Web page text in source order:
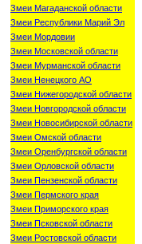
Змеи Магаданской области
Змеи Республики Марий Эл
Змеи Мордовии
Змеи Московской области
Змеи Мурманской области
Змеи Ненецкого АО
Змеи Нижегородской области
Змеи Новгородской области
Змеи Новосибирской области
Змеи Омской области
Змеи Оренбургской области
Змеи Орловской области
Змеи Пензенской области
Змеи Пермского края
Змеи Приморского края
Змеи Псковской области
Змеи Ростовской области